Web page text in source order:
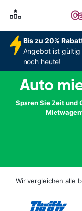
Bis zu 20%
Angebot ist gültig
noch heute!
Auto
Sparen Sie Zeit und
Wir vergleichen alle